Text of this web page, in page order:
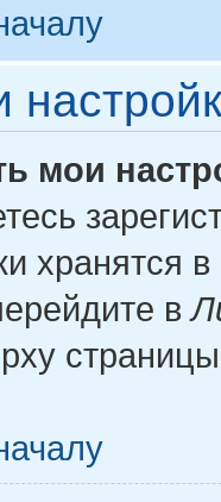
мои
хранятся
в